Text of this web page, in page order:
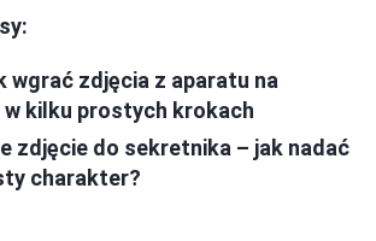
wgrać zdjęcia z aparatu na
w kilku prostych krokach
zdjęcie do sekretnika – jak nadać
charakter?